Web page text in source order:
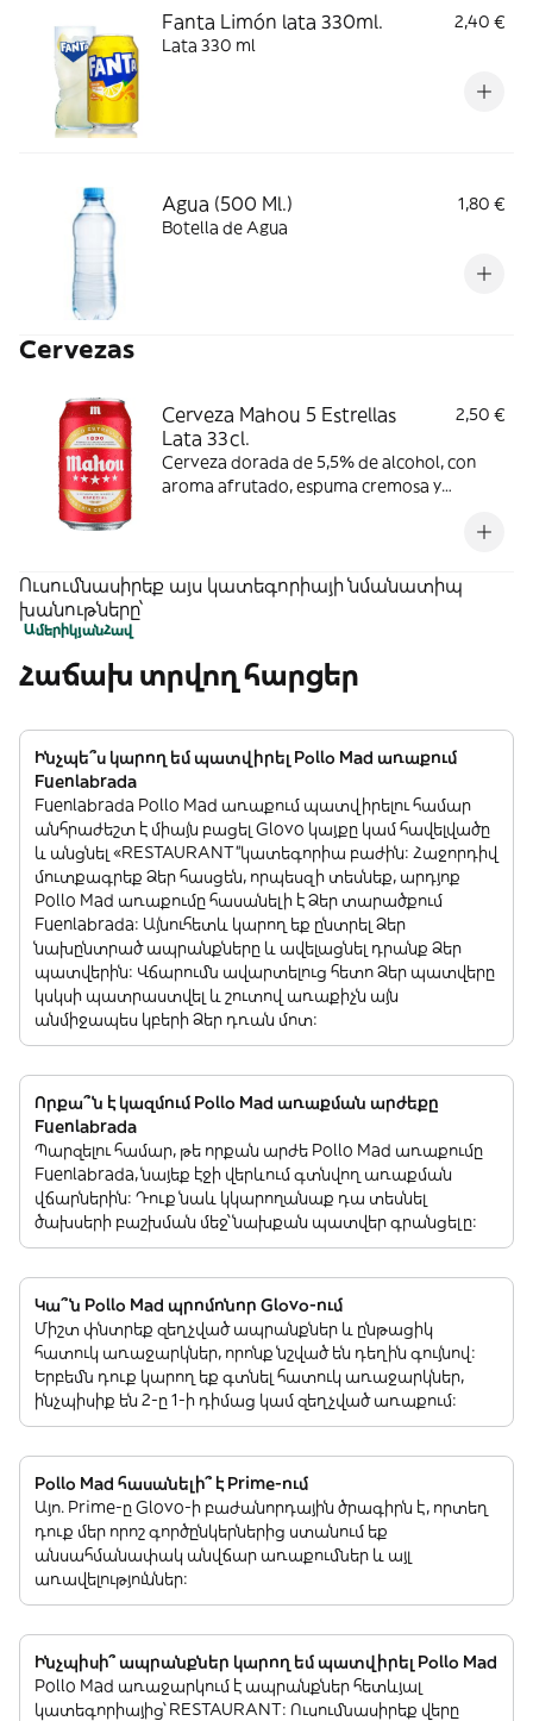
Fanta Limón lata 330ml.
2,40 €
Lata 330 ml
Agua (500 Ml.)
1,80 €
Botella de Agua
Cervezas
Cerveza Mahou 5 Estrellas
Lata 33cl.
2,50 €
Cerveza dorada de 5,5% de alcohol, con
aroma afrutado, espuma cremosa y
Ուսումնասիրեք այս կատեգորիայի նմանատիպ
խանութները՝
ԱմերիկյանՀավ
Հաճախ տրվող հարցեր
Ինչպե՞ս կարող եմ պատվիրել Pollo Mad առաքում
Fuenlabrada
Fuenlabrada Pollo Mad առաքում պատվիրելու համար
անհրաժեշտ է միայն բացել Glovo կայքը կամ հավելվածը
և անցնել «RESTAURANT”կատեգորիա բաժին: Հաջորդիվ
մուտքագրեք Ձեր հասցեն, որպեսզի տեսնեք, արդյոք
Pollo Mad առաքումը հասանելի է Ձեր տարածքում
Fuenlabrada: Այնուհետև կարող եք ընտրել Ձեր
նախընտրած ապրանքները և ավելացնել դրանք Ձեր
պատվերին: Վճարումն ավարտելուց հետո Ձեր պատվերը
կսկսի պատրաստվել և շուտով առաքիչն այն
անմիջապես կբերի Ձեր դռան մոտ:
Որքա՞ն է կազմում Pollo Mad առաքման արժեքը
Fuenlabrada
Պարզելու համար, թե որքան արժե Pollo Mad առաքումը
Fuenlabrada, նայեք էջի վերևում գտնվող առաքման
վճարներին: Դուք նաև կկարողանաք դա տեսնել
ծախսերի բաշխման մեջ՝ նախքան պատվեր գրանցելը:
Կա՞ն Pollo Mad պրոմոնոր Glovo-ում
Միշտ փնտրեք զեղչված ապրանքներ և ընթացիկ
հատուկ առաջարկներ, որոնք նշված են դեղին գույնով:
Երբեմն դուք կարող եք գտնել հատուկ առաջարկներ,
ինչպիսիք են 2-ը 1-ի դիմաց կամ զեղչված առաքում:
Pollo Mad հասանելի՞ է Prime-ում
Այո. Prime-ը Glovo-ի բաժանորդային ծրագիրն է, որտեղ
դուք մեր որոշ գործընկերներից ստանում եք
անսահմանափակ անվճար առաքումներ և այլ
առավելություններ:
Ինչպիսի՞ ապրանքներ կարող եմ պատվիրել Pollo Mad
Pollo Mad առաջարկում է ապրանքներ հետևյալ
կատեգորիայից՝ RESTAURANT: Ուսումնասիրեք վերը